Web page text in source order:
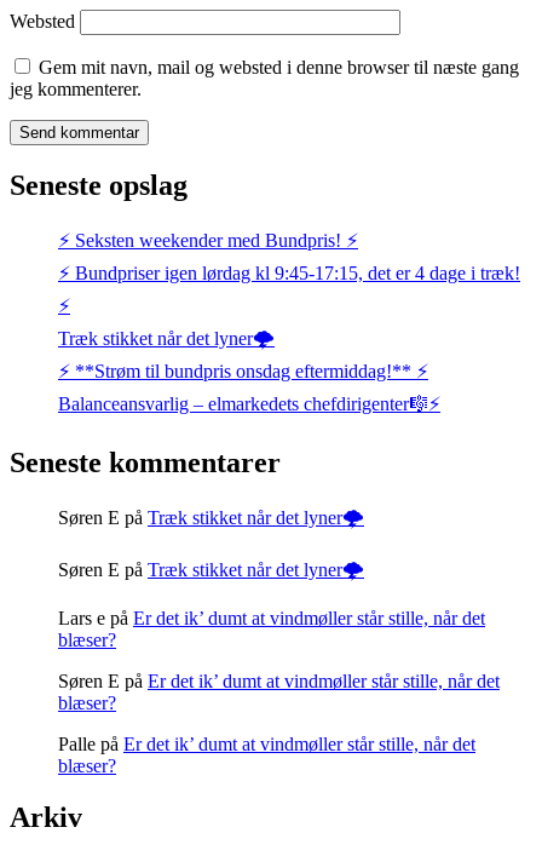
Websted
Gem mit navn, mail og websted i denne browser til næste gang
jeg kommenterer.
Seneste opslag
⚡️ Seksten weekender med Bundpris! ⚡️
⚡️ Bundpriser igen lørdag kl 9:45-17:15, det er 4 dage i træk!
⚡️
Træk stikket når det lyner🌩️
⚡️ **Strøm til bundpris onsdag eftermiddag!** ⚡️
Balanceansvarlig – elmarkedets chefdirigenter🎼⚡
Seneste kommentarer
Søren E på Træk stikket når det lyner🌩️
Søren E på Træk stikket når det lyner🌩️
Lars e på Er det ik’ dumt at vindmøller står stille, når det
blæser?
Søren E på Er det ik’ dumt at vindmøller står stille, når det
blæser?
Palle på Er det ik’ dumt at vindmøller står stille, når det
blæser?
Arkiv